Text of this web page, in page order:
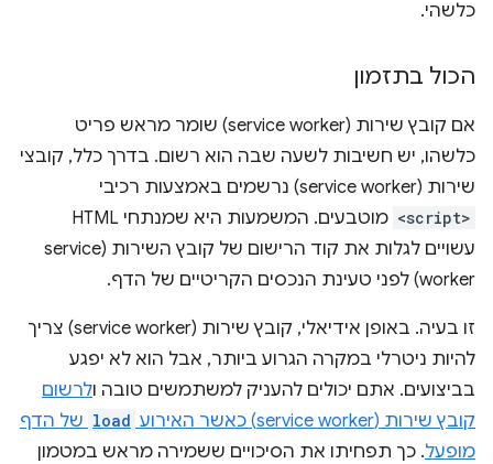
כלשהי.
הכול בתזמון
אם קובץ שירות (service worker) שומר מראש פריט
כלשהו, יש חשיבות לשעה שבה הוא רשום. בדרך כלל, קובצי
שירות (service worker) נרשמים באמצעות רכיבי
<script>
מוטבעים. המשמעות היא שמנתחי HTML
עשויים לגלות את קוד הרישום של קובץ השירות (service
worker) לפני טעינת הנכסים הקריטיים של הדף.
זו בעיה. באופן אידיאלי, קובץ שירות (service worker) צריך
להיות ניטרלי במקרה הגרוע ביותר, אבל הוא לא יפגע
בביצועים. אתם יכולים להעניק למשתמשים טובה ולרשום
קובץ שירות (service worker) כאשר האירוע
load של הדף
מופעל. כך תפחיתו את הסיכויים ששמירה מראש במטמון